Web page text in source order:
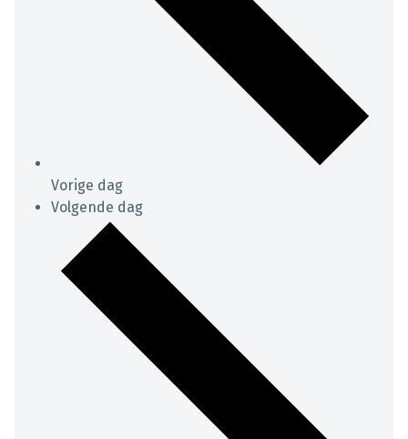
Vorige dag
Volgende dag